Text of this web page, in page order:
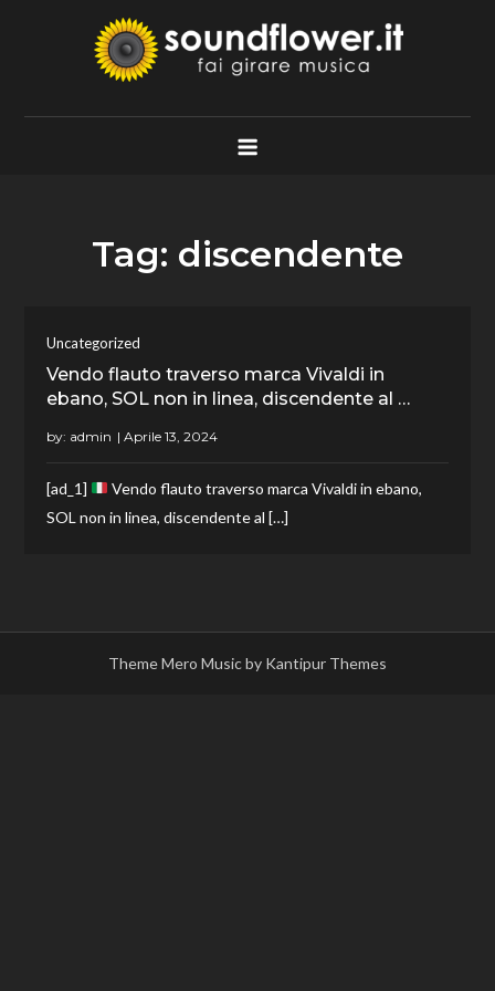
Soundflower.it
Fai Girare Musica
Tag: discendente
Uncategorized
Vendo flauto traverso marca Vivaldi in
ebano, SOL non in linea, discendente al …
by: admin
[ad_1]
Vendo flauto traverso marca Vivaldi in ebano,
SOL non in linea, discendente al […]
Theme Mero Music by Kantipur Themes